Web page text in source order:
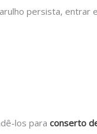
persista, entrar
los paraconserto